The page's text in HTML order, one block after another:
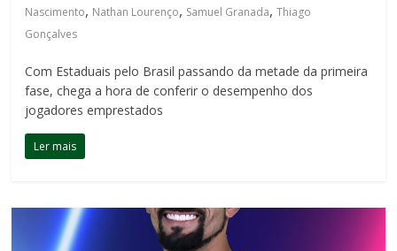
Nascimento, Nathan Lourenço, Samuel Granada,Thiago
Gonçalves
Com Estaduais pelo Brasil passando da metade da primeira
fase, chega a hora de conferir o desempenho dos
jogadores emprestados
Ler mais